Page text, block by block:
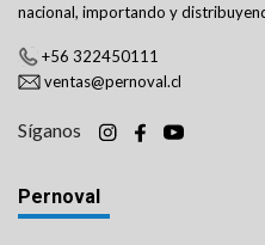
nacional, importando y
+56 322450111
ventas@pernoval.cl
Síganos
Pernoval